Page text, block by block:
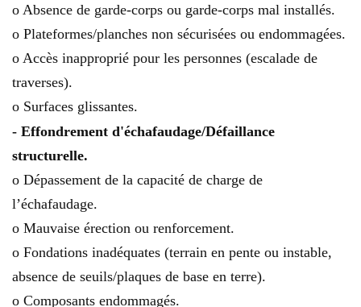
o Absence de garde-corps ou garde-corps mal installés.
o Plateformes/planches non sécurisées ou endommagées.
o Accès inapproprié pour les personnes (escalade de
traverses).
o Surfaces glissantes.
- Effondrement d'échafaudage/Défaillance
structurelle.
o Dépassement de la capacité de charge de
l’échafaudage.
o Mauvaise érection ou renforcement.
o Fondations inadéquates (terrain en pente ou instable,
absence de seuils/plaques de base en terre).
o Composants endommagés.